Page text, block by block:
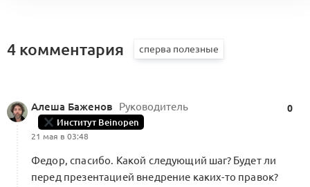
4 комментария
Алеша Баженов Руководитель
Институт Beinopen
21 мая в 03:48
0
Федор, спасибо. Какой следующий шаг? Будет ли
перед презентацией внедрение каких-то правок?